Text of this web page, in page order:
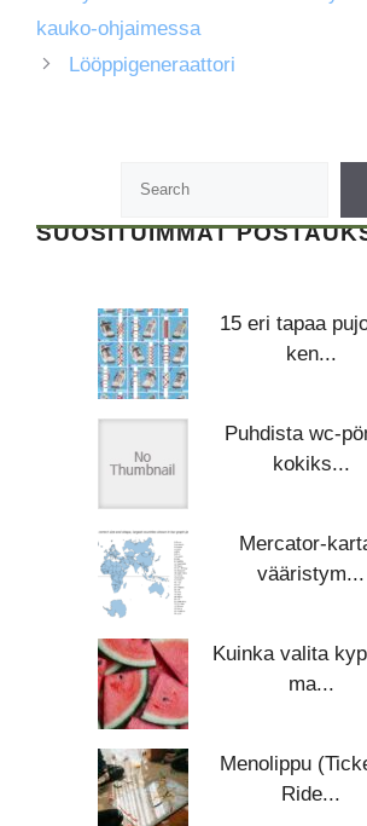
kauko-ohjaimessa
Lööppigeneraattori
SUOSITUIMMAT
15 eri tapaa
ken...
Puhdista wc-
kokiks...
Mercator-
vääristym...
Kuinka valita
ma...
Menolippu
Ride...